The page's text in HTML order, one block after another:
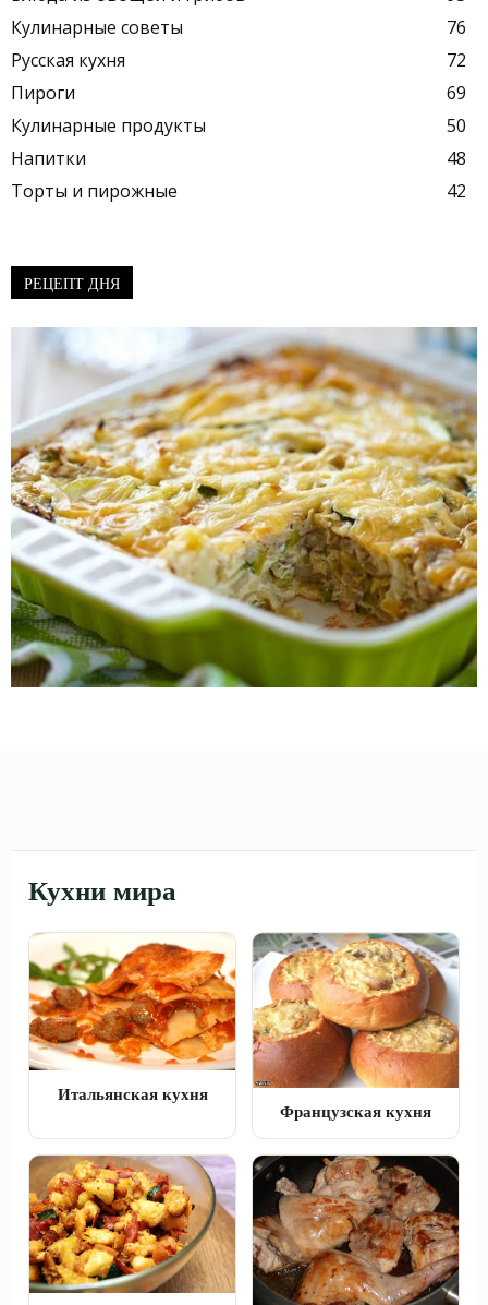
Кулинарные советы
76
Русская кухня
72
Пироги
69
Кулинарные продукты
50
Напитки
48
Торты и пирожные
42
РЕЦЕПТ ДНЯ
Кухни мира
Итальянская кухня
Французская кухня